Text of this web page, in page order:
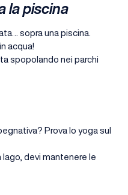
la piscina
sopra una piscina.
acqua!
spopolando nei parchi
Prova lo yoga sul
lago, devi mantenere le